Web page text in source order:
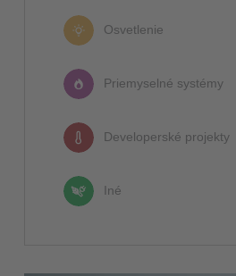
Osvetlenie
Priemyselné systémy
Developerské projekty
Iné